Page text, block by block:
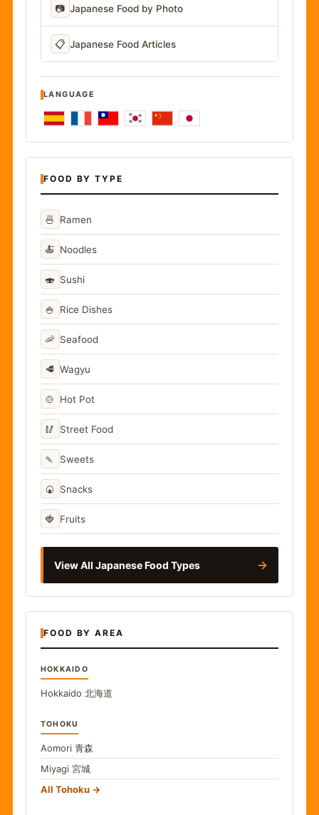
📷 Japanese Food by Photo
📋 Japanese Food Articles
LANGUAGE
FOOD BY TYPE
🍜 Ramen
🍝 Noodles
🍣 Sushi
🍚 Rice Dishes
🦐 Seafood
🥩 Wagyu
🍲 Hot Pot
🥢 Street Food
🍡 Sweets
🍘 Snacks
🍓 Fruits
View All Japanese Food Types →
FOOD BY AREA
HOKKAIDO
Hokkaido 北海道
TOHOKU
Aomori 青森
Miyagi 宮城
All Tohoku